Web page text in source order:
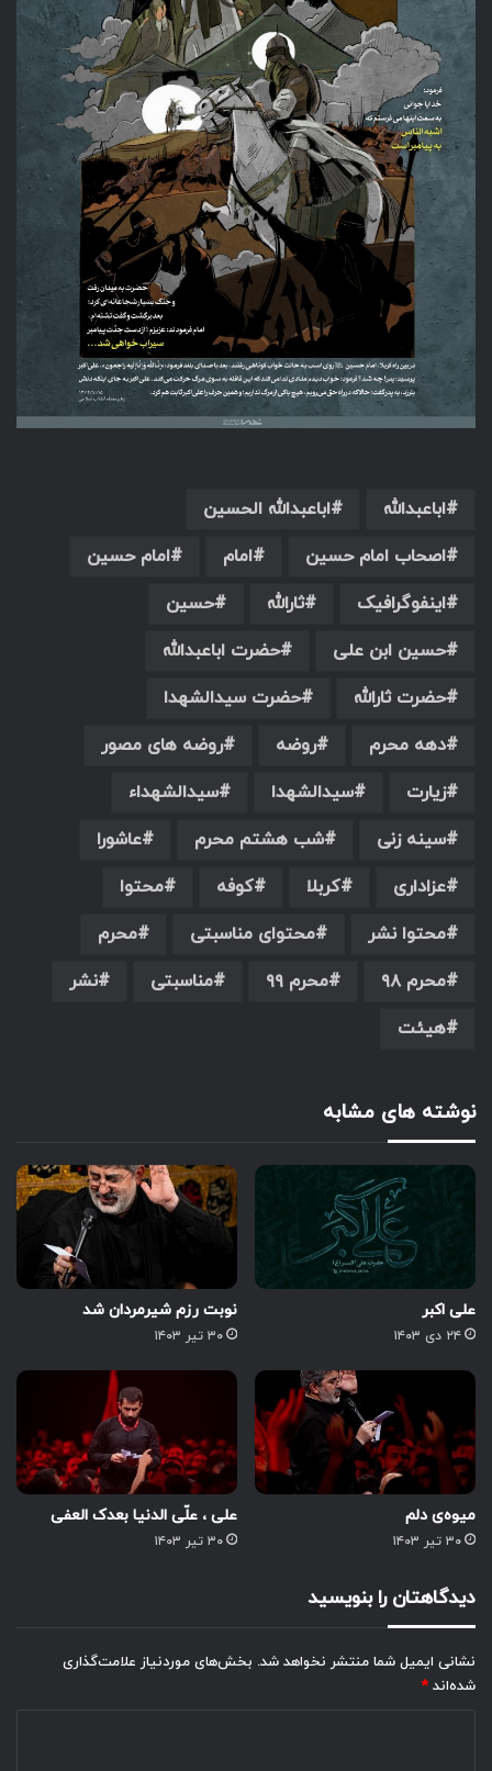
اباعبدالله
اباعبدالله الحسین
اصحاب امام حسین
امام
امام حسین
اینفوگرافیک
ثارالله
حسین
حسین ابن علی
حضرت اباعبدالله
حضرت ثارالله
حضرت سیدالشهدا
دهه محرم
روضه
روضه های مصور
زیارت
سیدالشهدا
سیدالشهداء
سینه زنی
شب هشتم محرم
عاشورا
عزاداری
کربلا کوفه
محتوا
محتوا نشر
محتوای مناسبتی
محرم
محرم ۹۸
محرم ۹۹ مناسبتی
نشر
هیئت
نوشته های مشابه
علی اکبر
۲۴ دی ۱۴۰۳
نوبت رزم شیرمردان شد
۳۰ تیر ۱۴۰۳
میوه‌ی دلم
۳۰ تیر ۱۴۰۳
علی ، علّی الدنیا بعدک العفی
۳۰ تیر ۱۴۰۳
دیدگاهتان را بنویسید
نشانی ایمیل شما منتشر نخواهد شد. بخش‌های موردنیاز علامت‌گذاری
شده‌اند *